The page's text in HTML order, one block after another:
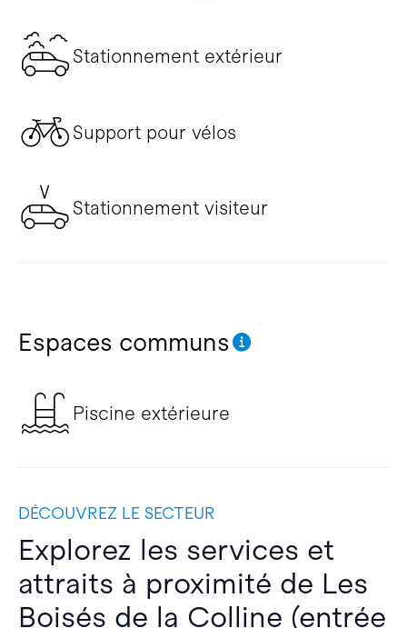
Stationnement extérieur
Support pour vélos
Stationnement visiteur
Espaces communs
Piscine extérieure
DÉCOUVREZ LE SECTEUR
Explorez les services et
attraits à proximité de Les
Boisés de la Colline (entrée